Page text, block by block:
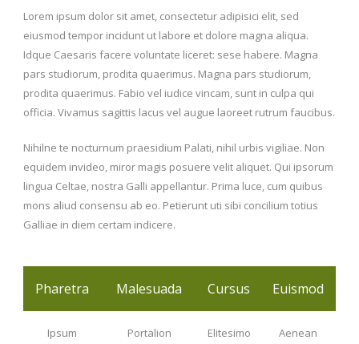
Lorem ipsum dolor sit amet, consectetur adipisici elit, sed
eiusmod tempor incidunt ut labore et dolore magna aliqua.
Idque Caesaris facere voluntate liceret: sese habere. Magna
pars studiorum, prodita quaerimus. Magna pars studiorum,
prodita quaerimus. Fabio vel iudice vincam, sunt in culpa qui
officia. Vivamus sagittis lacus vel augue laoreet rutrum faucibus.
Nihilne te nocturnum praesidium Palati, nihil urbis vigiliae. Non
equidem invideo, miror magis posuere velit aliquet. Qui ipsorum
lingua Celtae, nostra Galli appellantur. Prima luce, cum quibus
mons aliud consensu ab eo. Petierunt uti sibi concilium totius
Galliae in diem certam indicere.
Pharetra Malesuada Cursus Euismod
Ipsum Portalion Elitesimo Aenean